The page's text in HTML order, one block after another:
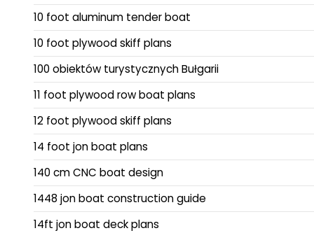
10 foot aluminum tender boat
10 foot plywood skiff plans
100 obiektów turystycznych Bułgarii
11 foot plywood row boat plans
12 foot plywood skiff plans
14 foot jon boat plans
140 cm CNC boat design
1448 jon boat construction guide
14ft jon boat deck plans